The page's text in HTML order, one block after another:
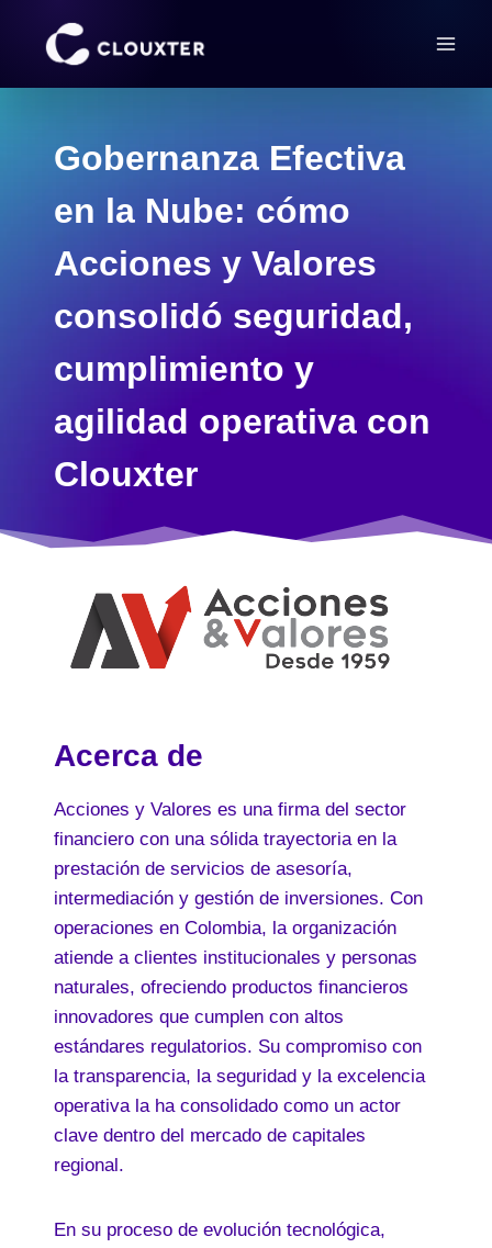
contenido
Gobernanza Efectiva
en la Nube: cómo
Acciones y Valores
consolidó seguridad,
cumplimiento y
agilidad operativa con
Clouxter
Acerca de
Acciones y Valores es una firma del sector
financiero con una sólida trayectoria en la
prestación de servicios de asesoría,
intermediación y gestión de inversiones. Con
operaciones en Colombia, la organización
atiende a clientes institucionales y personas
naturales, ofreciendo productos financieros
innovadores que cumplen con altos
estándares regulatorios. Su compromiso con
la transparencia, la seguridad y la excelencia
operativa la ha consolidado como un actor
clave dentro del mercado de capitales
regional.
En su proceso de evolución tecnológica,